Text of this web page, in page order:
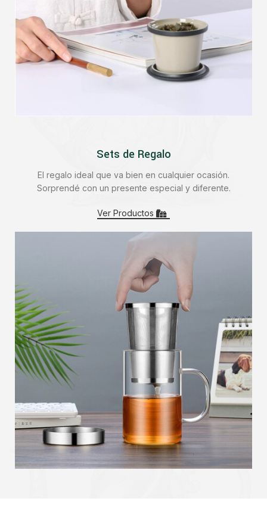
Los beneficios, sabor y notas del té
accesorios apropiados.
Sets de Regalo
El regalo ideal que va bien en cualquier ocasión.
Sorprendé con un presente especial y diferente.
Ver Productos